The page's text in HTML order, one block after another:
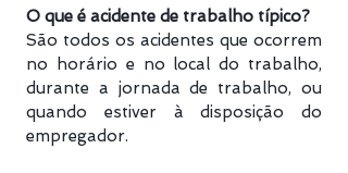
O que é acidente de trabalho típico?
São todos os acidentes que ocorrem
no horário e no local do trabalho,
durante a jornada de trabalho, ou
quando estiver à disposição do
empregador.